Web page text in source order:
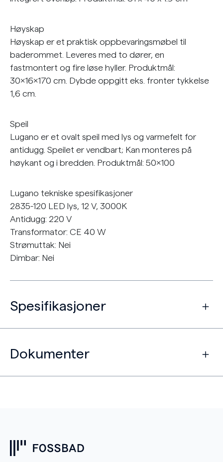
Høyskap
Høyskap er et praktisk oppbevaringsmøbel til
baderommet. Leveres med to dører, en
fastmontert og fire løse hyller. Produktmål:
30x16x170 cm. Dybde oppgitt eks. fronter tykkelse
1,6 cm.
Speil
Lugano er et ovalt speil med lys og varmefelt for
antidugg. Speilet er vendbart; Kan monteres på
høykant og i bredden. Produktmål: 50×100
Lugano tekniske spesifikasjoner
2835-120 LED lys, 12 V, 3000K
Antidugg: 220 V
Transformator: CE 40 W
Strømuttak: Nei
Dimbar: Nei
Spesifikasjoner
Dokumenter